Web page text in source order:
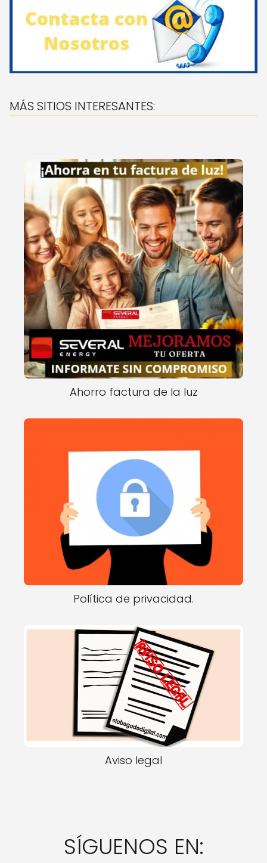
MÁS SITIOS INTERESANTES:
Ahorro factura de la luz
Política de privacidad.
Aviso legal
SÍGUENOS EN: